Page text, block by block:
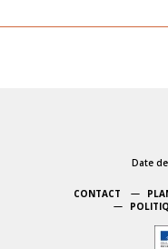
Date
CONTACT